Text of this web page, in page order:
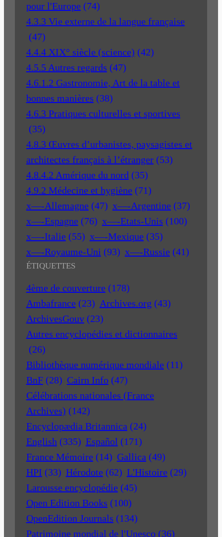
pour l'Europe (74)
4.3.3 Vie externe de la langue française
(47)
4.4.4 XIX° siècle (science) (42)
4.5.5 Autres regards (47)
4.6.1.2 Gastronomie, Art de la table et
bonnes manières (38)
4.6.3 Pratiques culturelles et sportives
(35)
4.8.3 Œuvres d’urbanistes, paysagistes et
architectes français à l’étranger (53)
4.8.4.2 Amérique du nord (35)
4.9.2 Médecine et hygiène (71)
x—-Allemagne (47) x—-Argentine (37)
x—-Espagne (76) x—-Etats-Unis (100)
x—-Italie (55) x—-Mexique (35)
x—-Royaume-Uni (93) x—-Russie (41)
ÉTIQUETTES
4ème de couverture (178)
Ambafrance (23) Archives.org (43)
ArchivesGouv (23)
Autres encyclopédies et dictionnaires
(26)
Bibliothèque numérique mondiale (11)
BnF (28) Cairn Info (47)
Célébrations nationales (France
Archives) (142)
Encyclopædia Britannica (24)
English (335) Español (171)
France Mémoire (14) Gallica (49)
HPI (33) Hérodote (62) L'Histoire (29)
Larousse encyclopédie (45)
Open Edition Books (100)
OpenEdition Journals (134)
Patrimoine mondial de l'Unesco (36)